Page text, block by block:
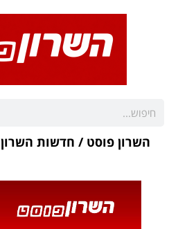
השרון פוסט / חדשות השרון